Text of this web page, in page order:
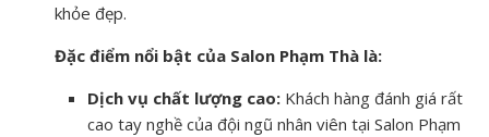
khỏe đẹp.
Đặc điểm nổi bật của Salon Phạm Thà là:
Dịch vụ chất lượng cao: Khách hàng đánh giá rất
cao tay nghề của đội ngũ nhân viên tại Salon Phạm